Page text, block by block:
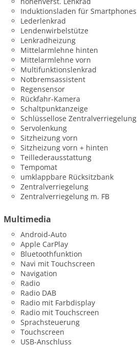
Induktionsladen für Smartphones
Lederlenkrad
Lendenwirbelstütze
Lenkradheizung
Mittelarmlehne hinten
Mittelarmlehne vorn
Multifunktionslenkrad
Notbremsassistent
Regensensor
Rückfahr-Kamera
Schaltpunktanzeige
Schlüssellose Zentralverriegelung
Servolenkung
Sitzheizung vorn
Sitzheizung vorn + hinten
Teillederausstattung
Tempomat
umklappbare Rücksitzbank
Zentralverriegelung
Zentralverriegelung m. FB
Multimedia
Android-Auto
Apple CarPlay
Bluetoothfunktion
Navi mit Touchscreen
Navigation
Radio
Radio DAB
Radio mit Farbdisplay
Radio mit Touchscreen
Sprachsteuerung
Touchscreen
USB-Anschluss